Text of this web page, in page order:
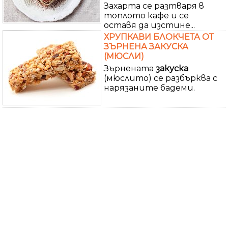
Захарта се разтваря в
топлото кафе и се
оставя да изстине...
ХРУПКАВИ БЛОКЧЕТА ОТ
ЗЪРНЕНА ЗАКУСКА
(МЮСЛИ)
Зърнената закуска
(мюслито) се разбърква с
нарязаните бадеми.